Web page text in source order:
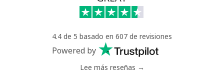
19 min por ⁦$10⁩
Antigua And Barbuda
4.4 de 5 basado en 607 de revisiones
Powered by
Lee más reseñas →